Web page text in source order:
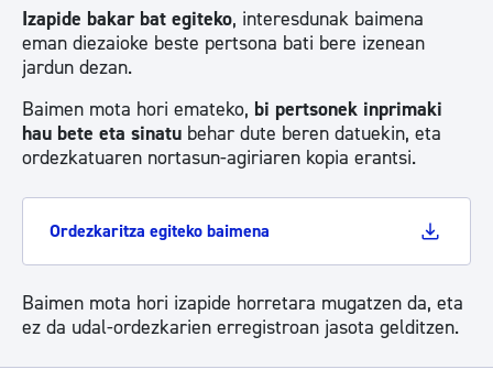
Izapide bakar bat egiteko, interesdunak baimena
eman diezaioke beste pertsona bati bere izenean
jardun dezan.
Baimen mota hori emateko, bi pertsonek inprimaki
hau bete eta sinatu behar dute beren datuekin, eta
ordezkatuaren nortasun-agiriaren kopia erantsi.
Ordezkaritza egiteko baimena
Baimen mota hori izapide horretara mugatzen da, eta
ez da udal-ordezkarien erregistroan jasota gelditzen.